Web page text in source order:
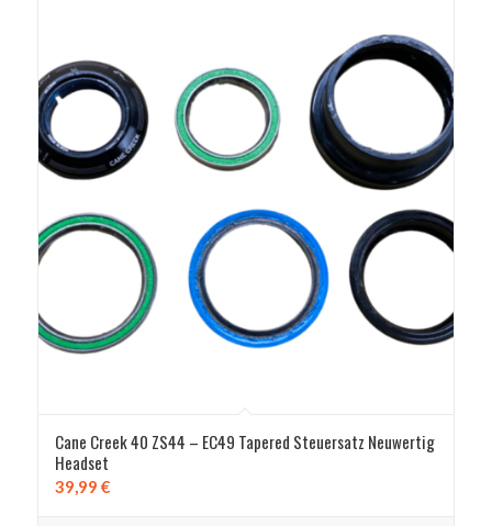
Cane Creek 40 ZS44 – EC49 Tapered Steuersatz Neuwertig
Headset
39,99 €